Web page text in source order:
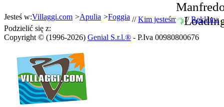
Jesteś w:Villaggi.com >Apulia >Foggia //Kim jesteśmy//Reklama
Podzielić się z:
Copyright © (1996-2026) Genial S.r.l.® - P.Iva 00980800676